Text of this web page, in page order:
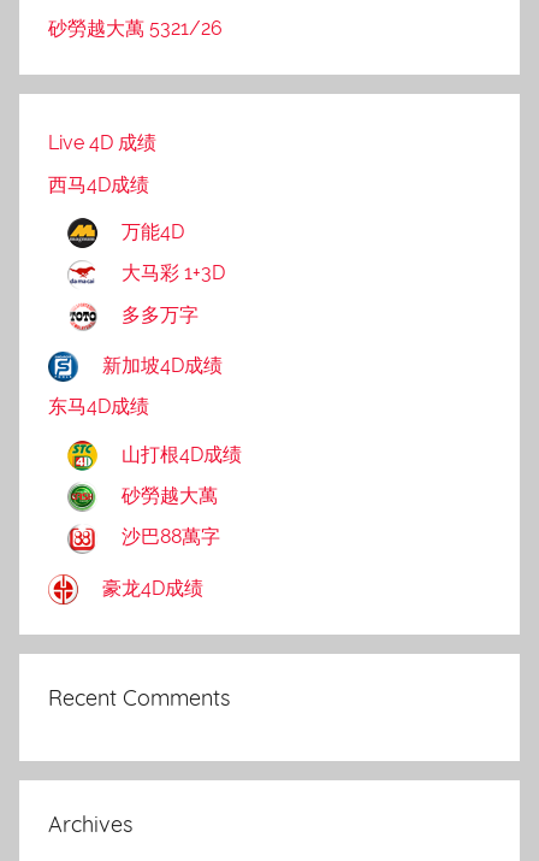
砂勞越大萬 5321/26
Live 4D 成绩
西马4D成绩
万能4D
大马彩 1+3D
多多万字
新加坡4D成绩
东马4D成绩
山打根4D成绩
砂勞越大萬
沙巴88萬字
豪龙4D成绩
Recent Comments
Archives